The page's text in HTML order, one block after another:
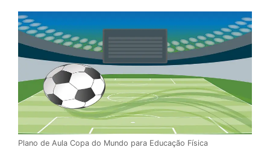
Plano de Aula Copa do Mundo para Educação Física